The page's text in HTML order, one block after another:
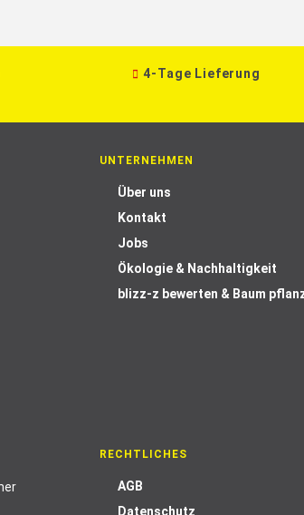
4-Tage Lieferung
UNTERNEHMEN
Über uns
Kontakt
Jobs
Ökologie & Nachhaltigkeit
blizz-z bewerten & Baum
RECHTLICHES
AGB
Datenschutz